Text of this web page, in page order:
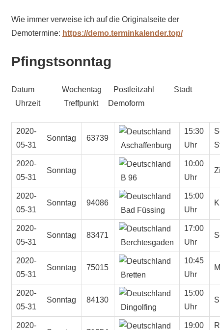
Wie immer verweise ich auf die Originalseite der
Demotermine: https://demo.terminkalender.top/
Pfingstsonntag
Datum Wochentag Postleitzahl Stadt
Uhrzeit Treffpunkt Demoform
2020-
05-31
Sonntag
63739
Aschaffenburg
15:30
Uhr
2020-
05-31
Sonntag
B 96
10:00
Uhr
2020-
05-31
Sonntag
94086
Bad Füssing
15:00
Uhr
2020-
05-31
Sonntag
83471
Berchtesgaden
17:00
Uhr
2020-
05-31
Sonntag
75015
Bretten
10:45
Uhr
2020-
05-31
Sonntag
84130
Dingolfing
15:00
Uhr
2020-
19:00